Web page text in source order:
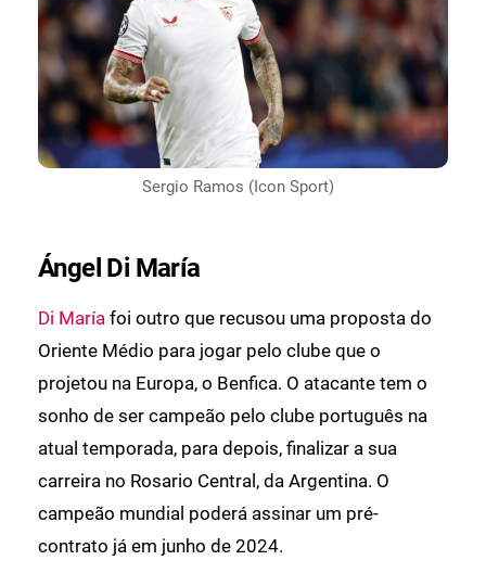
Sergio Ramos (Icon Sport)
Ángel Di María
Di María foi outro que recusou uma proposta do
Oriente Médio para jogar pelo clube que o
projetou na Europa, o Benfica. O atacante tem o
sonho de ser campeão pelo clube português na
atual temporada, para depois, finalizar a sua
carreira no Rosario Central, da Argentina. O
campeão mundial poderá assinar um pré-
contrato já em junho de 2024.